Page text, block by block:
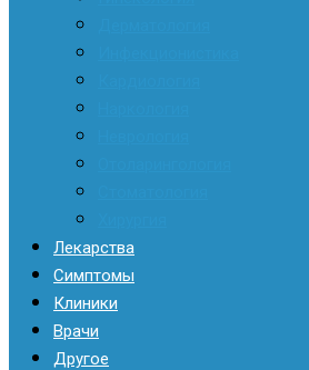
Лекарства
Симптомы
Клиники
Врачи
Другое